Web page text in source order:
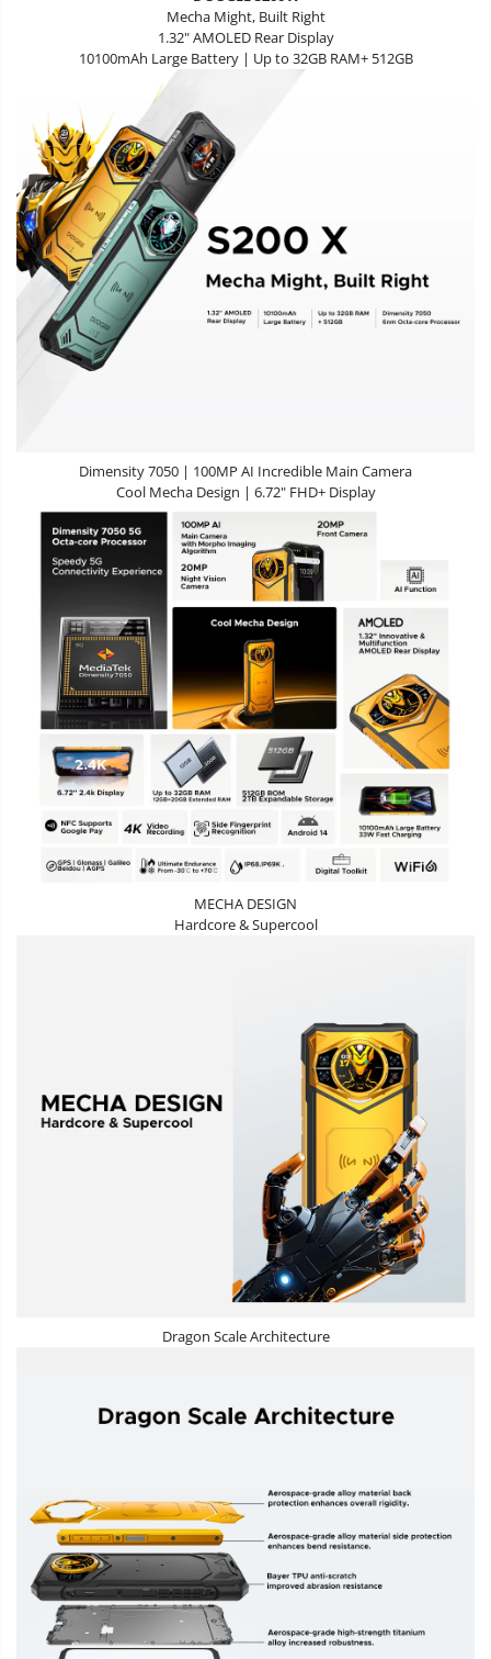
Mecha Might, Built Right
1.32" AMOLED Rear Display
10100mAh Large Battery | Up to 32GB RAM+ 512GB
Dimensity 7050 | 100MP AI Incredible Main Camera
Cool Mecha Design | 6.72" FHD+ Display
MECHA DESIGN
Hardcore & Supercool
Dragon Scale Architecture